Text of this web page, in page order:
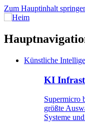
Zum Hauptinhalt
Künstliche
KI
Supermicro
größte
Systeme